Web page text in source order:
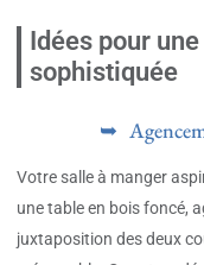
Idées pour
sophistiquée
Votre salle à manger
une table en bois foncé,
juxtaposition des deux